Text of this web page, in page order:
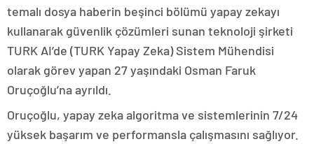
temalı dosya haberin beşinci bölümü yapay zekayı
kullanarak güvenlik çözümleri sunan teknoloji şirketi
TURK AI’de (TURK Yapay Zeka) Sistem Mühendisi
olarak görev yapan 27 yaşındaki Osman Faruk
Oruçoğlu’na ayrıldı.
Oruçoğlu, yapay zeka algoritma ve sistemlerinin 7/24
yüksek başarım ve performansla çalışmasını sağlıyor.